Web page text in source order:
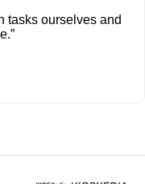
tasks ourselves and